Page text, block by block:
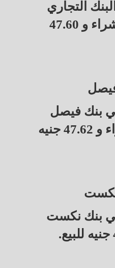
التجاري
الدولي 47.50 جنيه للشراء و 47.60
بنك فيصل
الإسلامي 47.52 للشراء و 47.62 جنيه
نكست
بنك نكست